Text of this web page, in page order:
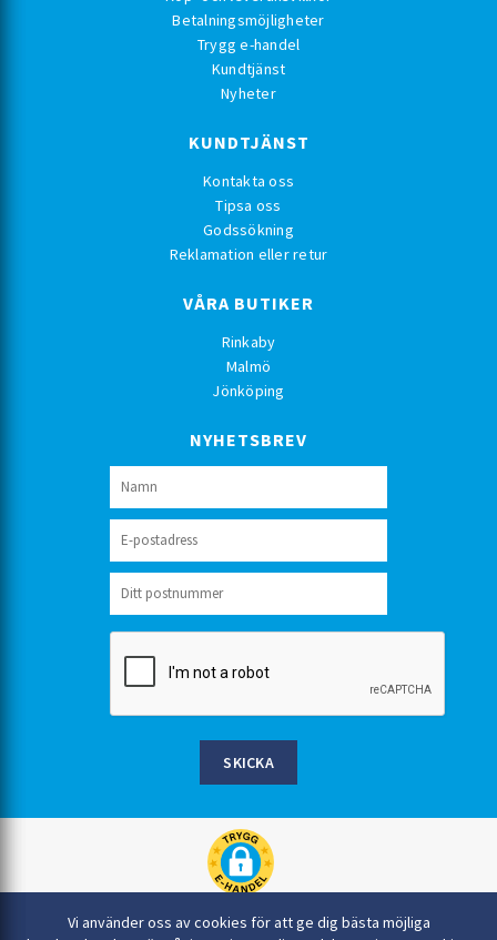
Vi använder oss av cookies för att ge dig bästa möjliga
Betalningsmöjligheter
Trygg e-handel
Kundtjänst
Nyheter
KUNDTJÄNST
Kontakta oss
Tipsa oss
Godssökning
Reklamation eller retur
VÅRA BUTIKER
Rinkaby
Malmö
Jönköping
NYHETSBREV
SKICKA
Rinkaby Rör AB, Box 54, 296 21 Åhus